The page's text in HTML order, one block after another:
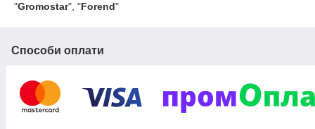
"Gromostar", "Forend"
Способи оплати